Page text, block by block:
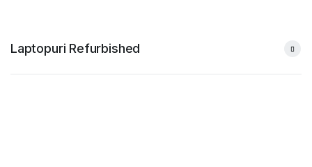
Laptopuri Refurbished